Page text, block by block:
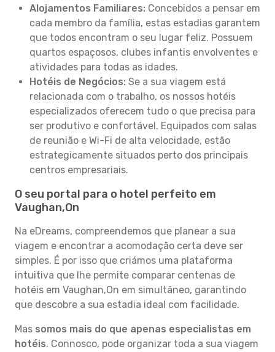
Alojamentos Familiares: Concebidos a pensar em
cada membro da família, estas estadias garantem
que todos encontram o seu lugar feliz. Possuem
quartos espaçosos, clubes infantis envolventes e
atividades para todas as idades.
Hotéis de Negócios: Se a sua viagem está
relacionada com o trabalho, os nossos hotéis
especializados oferecem tudo o que precisa para
ser produtivo e confortável. Equipados com salas
de reunião e Wi-Fi de alta velocidade, estão
estrategicamente situados perto dos principais
centros empresariais.
O seu portal para o hotel perfeito em
Vaughan,On
Na eDreams, compreendemos que planear a sua
viagem e encontrar a acomodação certa deve ser
simples. É por isso que criámos uma plataforma
intuitiva que lhe permite comparar centenas de
hotéis em Vaughan,On em simultâneo, garantindo
que descobre a sua estadia ideal com facilidade.
Mas somos mais do que apenas especialistas em
hotéis. Connosco, pode organizar toda a sua viagem